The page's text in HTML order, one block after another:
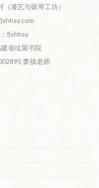
漆艺与斫琴工坊）
fjshhsy
省竑翯书院
萧禛老师